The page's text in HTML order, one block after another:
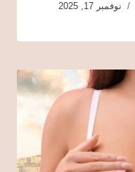
نوفمبر 17, 2025